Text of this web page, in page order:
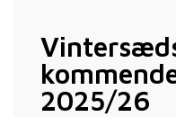
2025/26